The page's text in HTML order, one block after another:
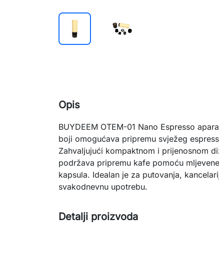
Opis
BUYDEEM OTEM-01 Nano Espresso
boji omogućava pripremu svježeg
Zahvaljujući kompaktnom i prijenosnom
podržava pripremu kafe pomoću
kapsula. Idealan je za putovanja,
svakodnevnu upotrebu.
Detalji proizvoda